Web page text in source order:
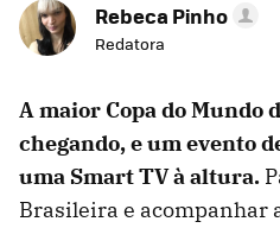
Rebeca Pinho
Redatora
A maior Copa do Mundo
chegando, e um evento
uma Smart TV à altura.
Brasileira e acompanhar